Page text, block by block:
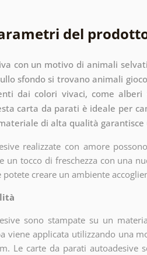
del
con un motivo di animali
sfondo si trovano animali
dai colori vivaci, come
carta da parati è ideale per
di alta qualità garantisce
realizzate con amore
tocco di freschezza con una
creare un ambiente
sono stampate su un
viene applicata utilizzando una
Le carte da parati autoadesive